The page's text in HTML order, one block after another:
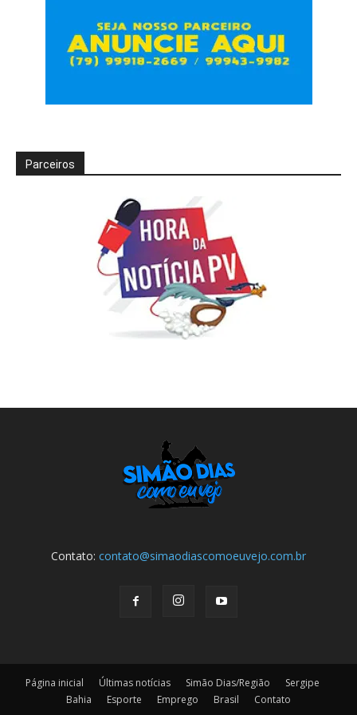
Parceiros
Contato: contato@simaodiascomoeuvejo.com.br
Página inicial Últimas notícias Simão Dias/Região
Sergipe
Bahia
Esporte Emprego Brasil Contato